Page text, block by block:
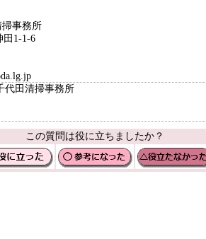
事務所
1-1-6
代田清掃事務所
この質問は役に立ちましたか？